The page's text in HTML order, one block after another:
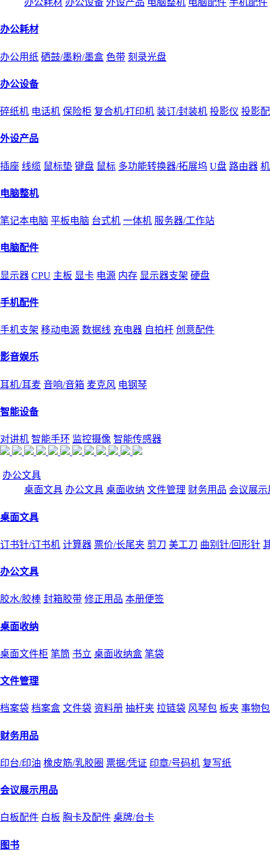
办公耗材 办公设备 外设产品 电脑整机 电脑配件 手机配件
办公耗材
办公用纸 硒鼓/墨粉/墨盒 色带 刻录光盘
办公设备
碎纸机 电话机 保险柜 复合机/打印机 装订/封装机 投影仪 投影
外设产品
插座 线缆 鼠标垫 键盘 鼠标 多功能转换器/拓展坞 U盘 路由器
电脑整机
笔记本电脑 平板电脑 台式机 一体机 服务器/工作站
电脑配件
显示器 CPU 主板 显卡 电源 内存 显示器支架 硬盘
手机配件
手机支架 移动电源 数据线 充电器 自拍杆 创意配件
影音娱乐
耳机/耳麦 音响/音箱 麦克风 电钢琴
智能设备
对讲机 智能手环 监控摄像 智能传感器
办公文具
桌面文具 办公文具 桌面收纳 文件管理 财务用品 会议展示
桌面文具
订书针/订书机 计算器 票价/长尾夹 剪刀 美工刀 曲别针/回形针
办公文具
胶水/胶棒 封箱胶带 修正用品 本册便签
桌面收纳
桌面文件柜 笔筒 书立 桌面收纳盒 笔袋
文件管理
档案袋 档案盒 文件袋 资料册 抽杆夹 拉链袋 风琴包 板夹 事物包
财务用品
印台/印油 橡皮筋/乳胶圈 票据/凭证 印章/号码机 复写纸
会议展示用品
白板配件 白板 胸卡及配件 桌牌/台卡
图书